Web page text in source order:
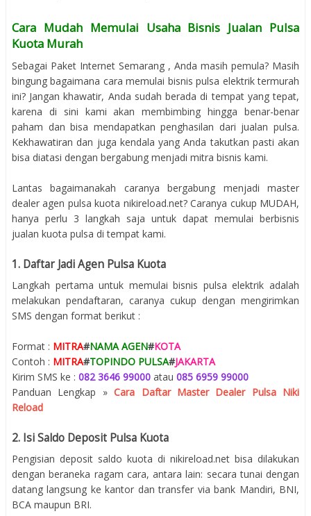
Cara Mudah Memulai Usaha Bisnis Jualan Pulsa
Kuota Murah
Sebagai Paket Internet Semarang , Anda masih pemula? Masih
bingung bagaimana cara memulai bisnis pulsa elektrik termurah
ini? Jangan khawatir, Anda sudah berada di tempat yang tepat,
karena di sini kami akan membimbing hingga benar-benar
paham dan bisa mendapatkan penghasilan dari jualan pulsa.
Kekhawatiran dan juga kendala yang Anda takutkan pasti akan
bisa diatasi dengan bergabung menjadi mitra bisnis kami.
Lantas bagaimanakah caranya bergabung menjadi master
dealer agen pulsa kuota nikireload.net? Caranya cukup MUDAH,
hanya perlu 3 langkah saja untuk dapat memulai berbisnis
jualan kuota pulsa di tempat kami.
1. Daftar Jadi Agen Pulsa Kuota
Langkah pertama untuk memulai bisnis pulsa elektrik adalah
melakukan pendaftaran, caranya cukup dengan mengirimkan
SMS dengan format berikut :
Format : MITRA#NAMA AGEN#KOTA
Contoh : MITRA#TOPINDO PULSA#JAKARTA
Kirim SMS ke : 082 3646 99000 atau 085 6959 99000
Panduan Lengkap »Cara Daftar Master Dealer Pulsa Niki
Reload
2. Isi Saldo Deposit Pulsa Kuota
Pengisian deposit saldo kuota di nikireload.net bisa dilakukan
dengan beraneka ragam cara, antara lain: secara tunai dengan
datang langsung ke kantor dan transfer via bank Mandiri, BNI,
BCA maupun BRI.